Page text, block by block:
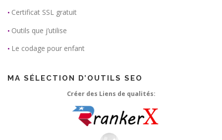
• Certificat SSL gratuit
• Outils que j’utilise
• Le codage pour enfant
MA SÉLECTION D’OUTILS SEO
Créer des Liens de qualités: